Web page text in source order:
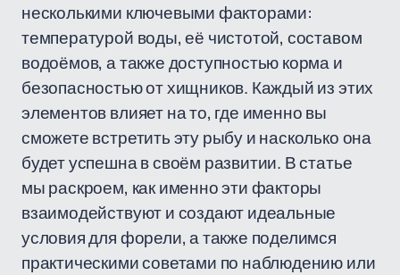
несколькими ключевыми факторами:
температурой воды, её чистотой, составом
водоёмов, а также доступностью корма и
безопасностью от хищников. Каждый из этих
элементов влияет на то, где именно вы
сможете встретить эту рыбу и насколько она
будет успешна в своём развитии. В статье
мы раскроем, как именно эти факторы
взаимодействуют и создают идеальные
условия для форели, а также поделимся
практическими советами по наблюдению или